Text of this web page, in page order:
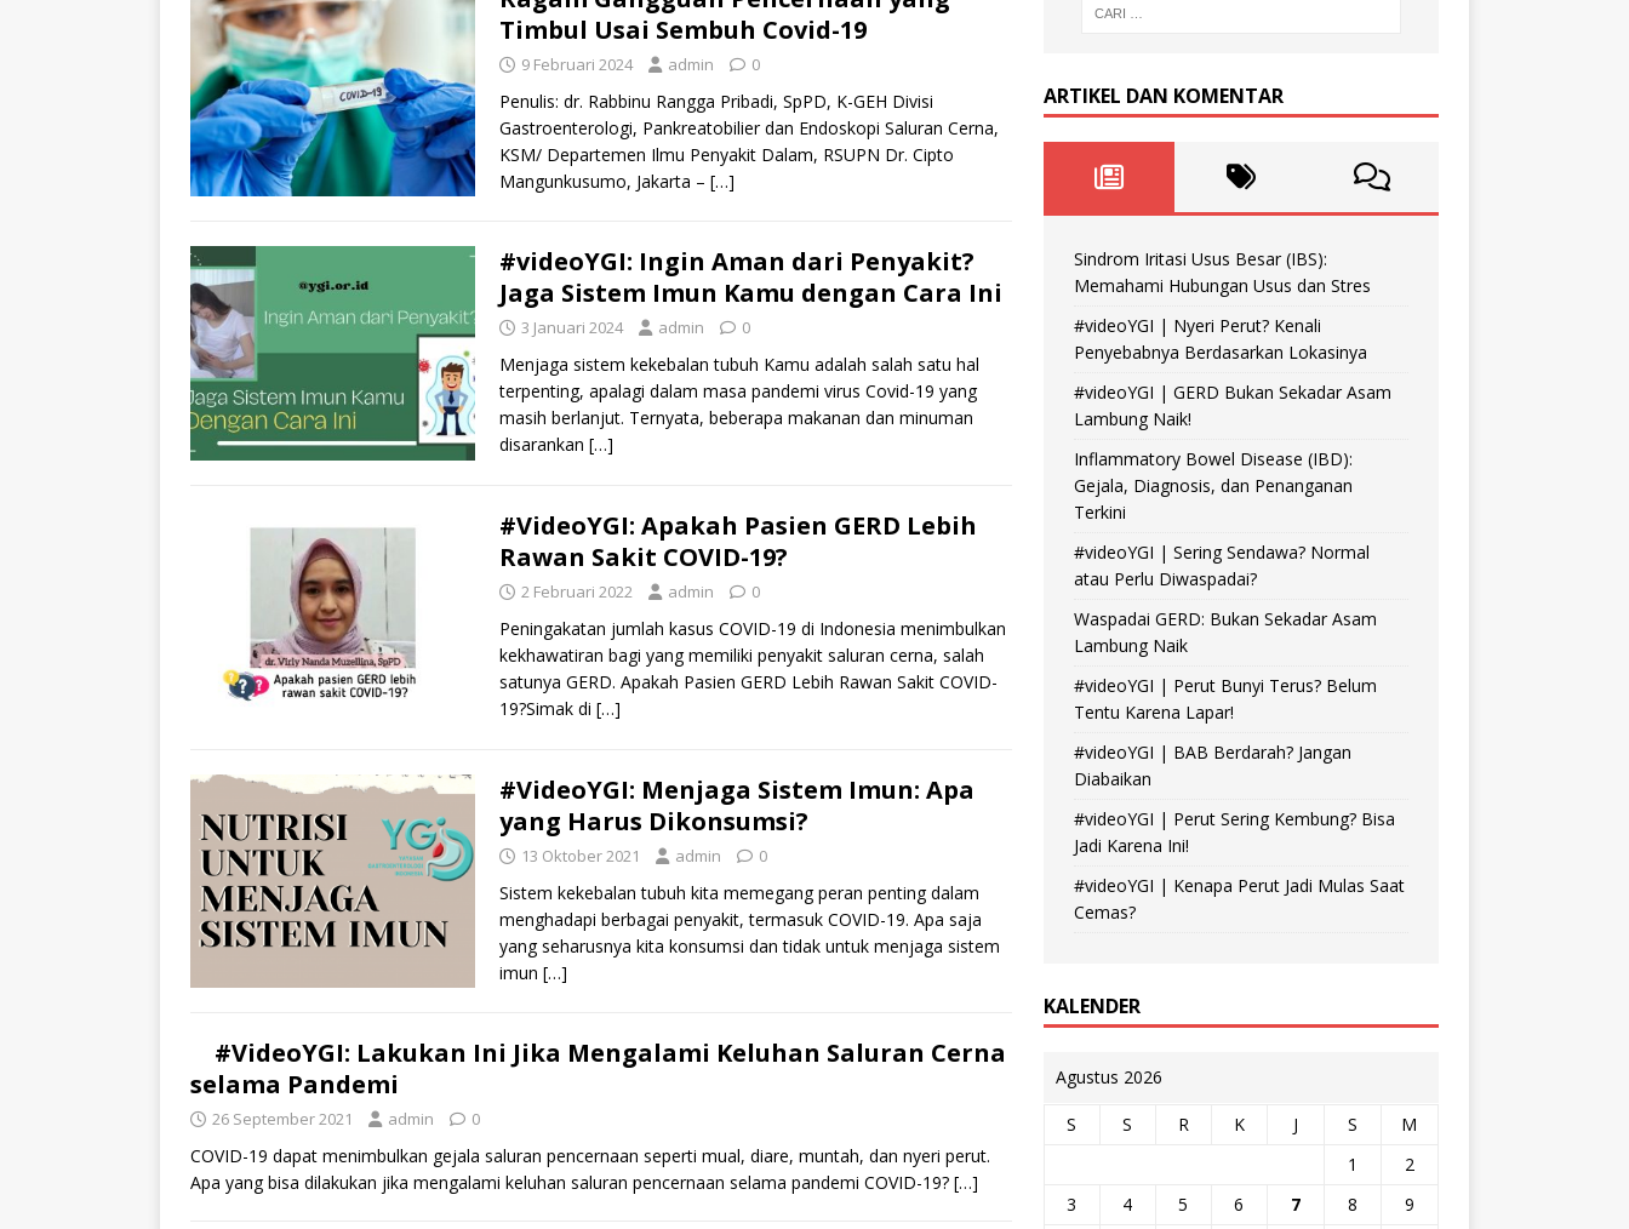
Timbul Usai Sembuh Covid-19
9 Februari 2024 admin 0
Penulis: dr. Rabbinu Rangga Pribadi, SpPD, K-GEH Divisi
Gastroenterologi, Pankreatobilier dan Endoskopi Saluran Cerna,
KSM/ Departemen Ilmu Penyakit Dalam, RSUPN Dr. Cipto
Mangunkusumo, Jakarta – […]
#videoYGI: Ingin Aman dari Penyakit?
Jaga Sistem Imun Kamu dengan Cara Ini
3 Januari 2024 admin 0
Menjaga sistem kekebalan tubuh Kamu adalah salah satu hal
terpenting, apalagi dalam masa pandemi virus Covid-19 yang
masih berlanjut. Ternyata, beberapa makanan dan minuman
disarankan […]
#VideoYGI: Apakah Pasien GERD Lebih
Rawan Sakit COVID-19?
2 Februari 2022 admin 0
Peningakatan jumlah kasus COVID-19 di Indonesia menimbulkan
kekhawatiran bagi yang memiliki penyakit saluran cerna, salah
satunya GERD. Apakah Pasien GERD Lebih Rawan Sakit COVID-
19?Simak di […]
#VideoYGI: Menjaga Sistem Imun: Apa
yang Harus Dikonsumsi?
13 Oktober 2021 admin 0
Sistem kekebalan tubuh kita memegang peran penting dalam
menghadapi berbagai penyakit, termasuk COVID-19. Apa saja
yang seharusnya kita konsumsi dan tidak untuk menjaga sistem
imun […]
#VideoYGI: Lakukan Ini Jika Mengalami Keluhan Saluran Cerna
selama Pandemi
26 September 2021 admin 0
COVID-19 dapat menimbulkan gejala saluran pencernaan seperti mual, diare, muntah, dan nyeri perut.
Apa yang bisa dilakukan jika mengalami keluhan saluran pencernaan selama pandemi COVID-19? […]
ARTIKEL DAN KOMENTAR
Sindrom Iritasi Usus Besar (IBS):
Memahami Hubungan Usus dan Stres
#videoYGI | Nyeri Perut? Kenali
Penyebabnya Berdasarkan Lokasinya
#videoYGI | GERD Bukan Sekadar Asam
Lambung Naik!
Inflammatory Bowel Disease (IBD):
Gejala, Diagnosis, dan Penanganan
Terkini
#videoYGI | Sering Sendawa? Normal
atau Perlu Diwaspadai?
Waspadai GERD: Bukan Sekadar Asam
Lambung Naik
#videoYGI | Perut Bunyi Terus? Belum
Tentu Karena Lapar!
#videoYGI | BAB Berdarah? Jangan
Diabaikan
#videoYGI | Perut Sering Kembung? Bisa
Jadi Karena Ini!
#videoYGI | Kenapa Perut Jadi Mulas Saat
Cemas?
KALENDER
Agustus 2026
S S R K J S
M
1
2
3
4 5 6 7 8
9